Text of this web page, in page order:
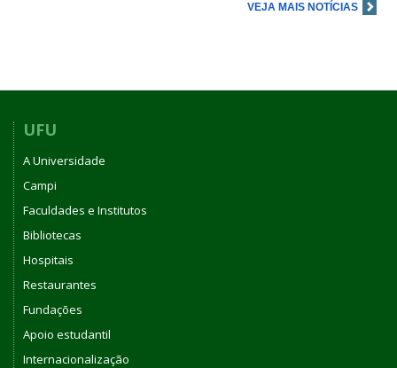
VEJA MAIS NOTÍCIAS
UFU
A Universidade
Campi
Faculdades e Institutos
Bibliotecas
Hospitais
Restaurantes
Fundações
Apoio estudantil
Internacionalização